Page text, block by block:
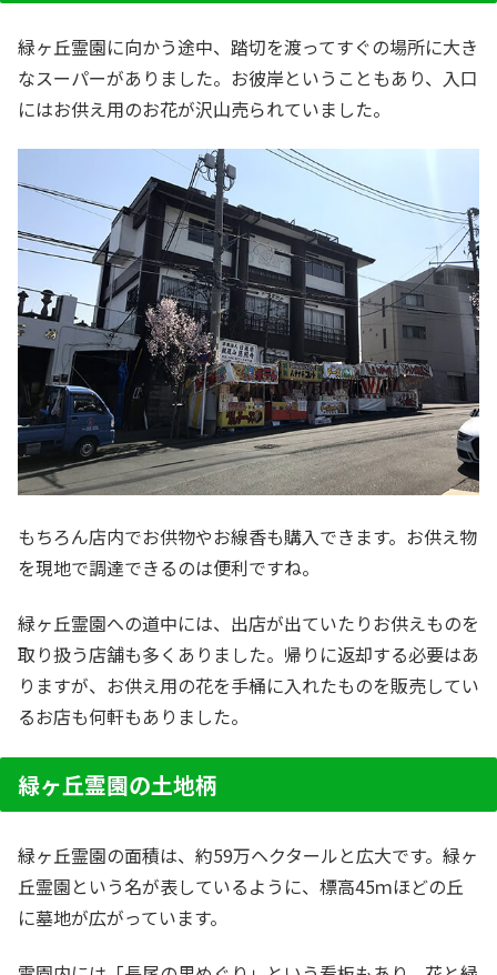
緑ヶ丘霊園に向かう途中、踏切を渡ってすぐの場所に大き
なスーパーがありました。お彼岸ということもあり、入口
にはお供え用のお花が沢山売られていました。
もちろん店内でお供物やお線香も購入できます。お供え物
を現地で調達できるのは便利ですね。
緑ヶ丘霊園への道中には、出店が出ていたりお供えものを
取り扱う店舗も多くありました。帰りに返却する必要はあ
りますが、お供え用の花を手桶に入れたものを販売してい
るお店も何軒もありました。
緑ヶ丘霊園の土地柄
緑ヶ丘霊園の面積は、約59万ヘクタールと広大です。緑ヶ
丘霊園という名が表しているように、標高45ｍほどの丘
に墓地が広がっています。